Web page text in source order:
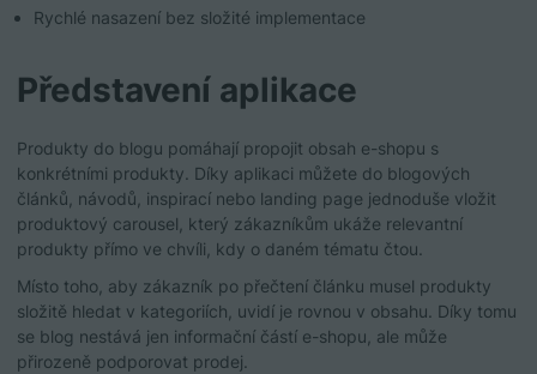
Rychlé nasazení bez složité implementace
Představení aplikace
Produkty do blogu pomáhají propojit obsah e-shopu s
konkrétními produkty. Díky aplikaci můžete do blogových
článků, návodů, inspirací nebo landing page jednoduše vložit
produktový carousel, který zákazníkům ukáže relevantní
produkty přímo ve chvíli, kdy o daném tématu čtou.
Místo toho, aby zákazník po přečtení článku musel produkty
složitě hledat v kategoriích, uvidí je rovnou v obsahu. Díky tomu
se blog nestává jen informační částí e-shopu, ale může
přirozeně podporovat prodej.